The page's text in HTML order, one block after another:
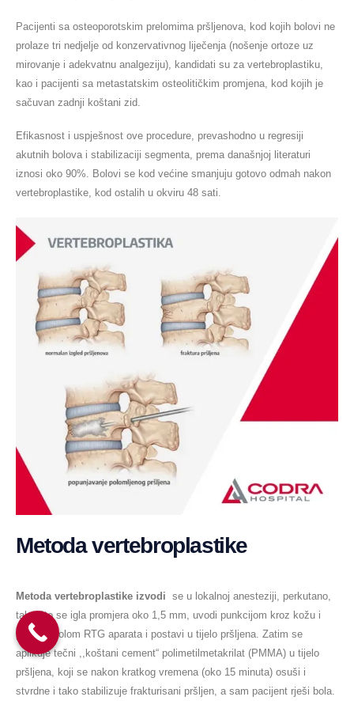
Pacijenti sa osteoporotskim prelomima pršljenova, kod kojih bolovi ne
prolaze tri nedjelje od konzervativnog liječenja (nošenje ortoze uz
mirovanje i adekvatnu analgeziju), kandidati su za vertebroplastiku,
kao i pacijenti sa metastatskim osteolitičkim promjena, kod kojih je
sačuvan zadnji koštani zid.
Efikasnost i uspješnost ove procedure, prevashodno u regresiji
akutnih bolova i stabilizaciji segmenta, prema današnjoj literaturi
iznosi oko 90%. Bolovi se kod većine smanjuju gotovo odmah nakon
vertebroplastike, kod ostalih u okviru 48 sati.
Metoda vertebroplastike
Metoda vertebroplastike izvodi se u lokalnoj anesteziji, perkutano,
tako što se igla promjera oko 1,5 mm, uvodi punkcijom kroz kožu i
pod kontrolom RTG aparata i postavi u tijelo pršljena. Zatim se
aplikuje tečni ,,koštani cement“ polimetilmetakrilat (PMMA) u tijelo
pršljena, koji se nakon kratkog vremena (oko 15 minuta) osuši i
stvrdne i tako stabilizuje frakturisani pršljen, a sam pacijent rješi bola.